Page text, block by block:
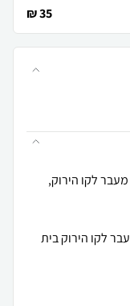
35 ₪
לקו הירוק,
לקו הירוק בית